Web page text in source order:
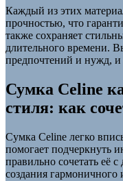
Каждый из этих
прочностью, что
также сохраняет
длительного времени.
предпочтений и нужд, и
Сумка Celine
стиля: как
Сумка Celine легко
помогает подчеркнуть
правильно сочетать её
создания гармоничного